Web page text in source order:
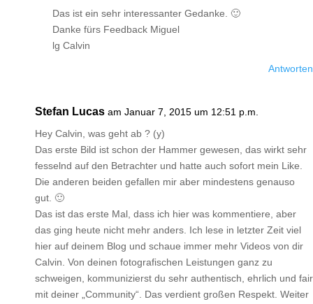
Das ist ein sehr interessanter Gedanke. 🙂
Danke fürs Feedback Miguel
lg Calvin
Antworten
Stefan Lucas am Januar 7, 2015 um 12:51 p.m.
Hey Calvin, was geht ab ? (y)
Das erste Bild ist schon der Hammer gewesen, das wirkt sehr
fesselnd auf den Betrachter und hatte auch sofort mein Like.
Die anderen beiden gefallen mir aber mindestens genauso
gut. 🙂
Das ist das erste Mal, dass ich hier was kommentiere, aber
das ging heute nicht mehr anders. Ich lese in letzter Zeit viel
hier auf deinem Blog und schaue immer mehr Videos von dir
Calvin. Von deinen fotografischen Leistungen ganz zu
schweigen, kommunizierst du sehr authentisch, ehrlich und fair
mit deiner „Community“. Das verdient großen Respekt. Weiter